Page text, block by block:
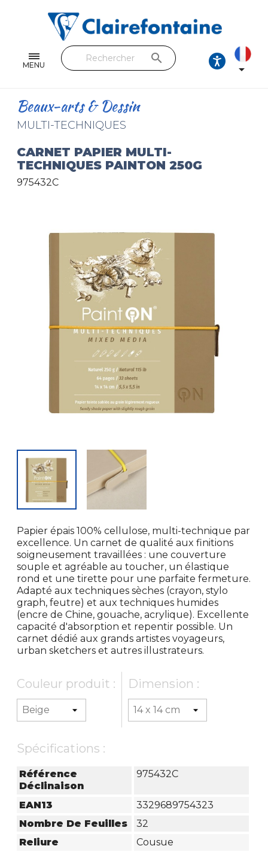
MENU
Feuilles & Copies
Beaux-arts & Dessin
Loisirs créatifs
Cuir & trousses
search

Beaux-arts & Dessin
MULTI-TECHNIQUES
CARNET PAPIER MULTI-
TECHNIQUES PAINTON 250G
975432C
Papier épais 100% cellulose, multi-technique par
excellence. Un carnet de qualité aux finitions
soigneusement travaillées : une couverture
souple et agréable au toucher, un élastique
rond et une tirette pour une parfaite fermeture.
Adapté aux techniques sèches (crayon, stylo
graph, feutre) et aux techniques humides
(encre de Chine, gouache, acrylique). Excellente
capacité d'absorption et repentir possible. Un
carnet dédié aux grands artistes voyageurs,
urban sketchers et autres illustrateurs.
Couleur produit : Dimension :
Spécifications :
Référence
Déclinaison
975432C
EAN13
3329689754323
Nombre De Feuilles
32
Reliure
Cousue